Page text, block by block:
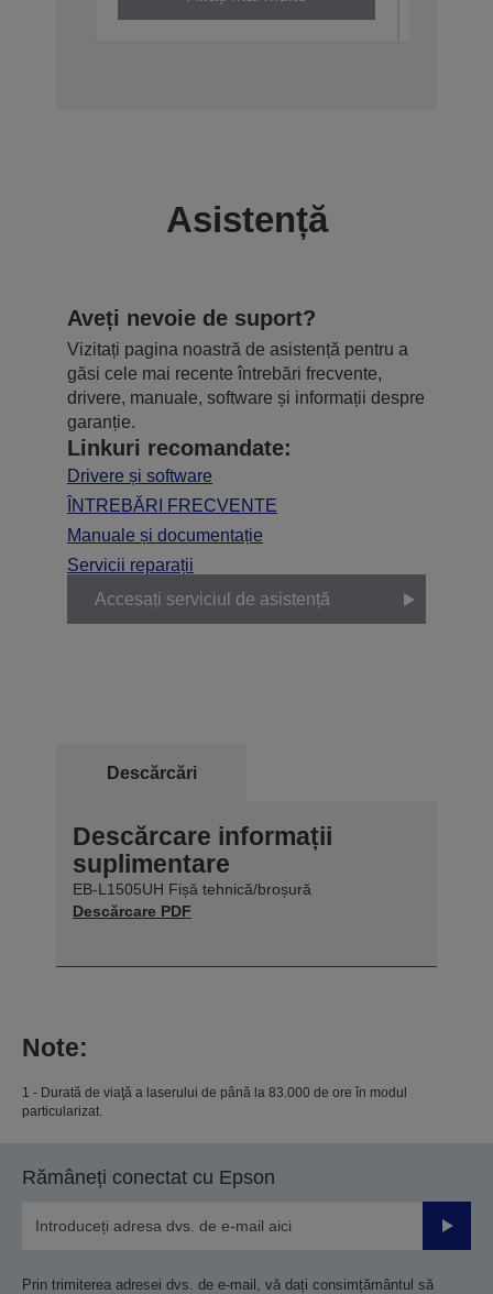
Asistență
Aveți nevoie de suport?
Vizitați pagina noastră de asistență pentru a
găsi cele mai recente întrebări frecvente,
drivere, manuale, software și informații despre
garanție.
Linkuri recomandate:
Drivere și software
ÎNTREBĂRI FRECVENTE
Manuale și documentație
Servicii reparații
Accesați serviciul de asistență
Descărcări
Descărcare informații
suplimentare
EB-L1505UH Fișă tehnică/broșură
Descărcare PDF
Note:
1 - Durată de viaţă a laserului de până la 83.000 de ore în modul
particularizat.
Rămâneți conectat cu Epson
Prin trimiterea adresei dvs. de e-mail, vă dați consimțământul să